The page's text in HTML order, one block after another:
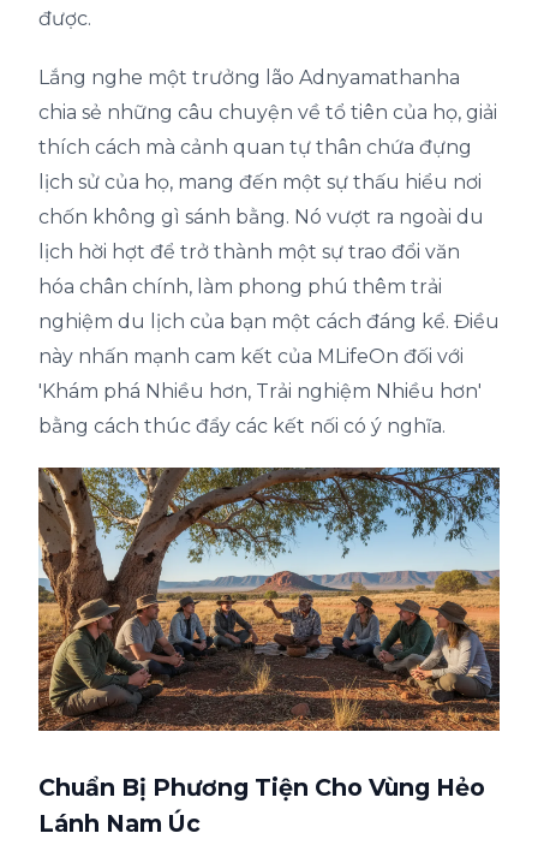
được.
Lắng nghe một trưởng lão Adnyamathanha
chia sẻ những câu chuyện về tổ tiên của họ, giải
thích cách mà cảnh quan tự thân chứa đựng
lịch sử của họ, mang đến một sự thấu hiểu nơi
chốn không gì sánh bằng. Nó vượt ra ngoài du
lịch hời hợt để trở thành một sự trao đổi văn
hóa chân chính, làm phong phú thêm trải
nghiệm du lịch của bạn một cách đáng kể. Điều
này nhấn mạnh cam kết của MLifeOn đối với
'Khám phá Nhiều hơn, Trải nghiệm Nhiều hơn'
bằng cách thúc đẩy các kết nối có ý nghĩa.
Chuẩn Bị Phương Tiện Cho Vùng Hẻo
Lánh Nam Úc